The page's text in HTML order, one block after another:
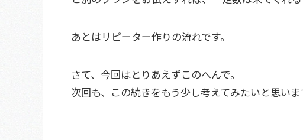
あとはリピーター作りの流れです。
さて、今回はとりあえずこのへんで。
次回も、この続きをもう少し考えてみたいと思いま